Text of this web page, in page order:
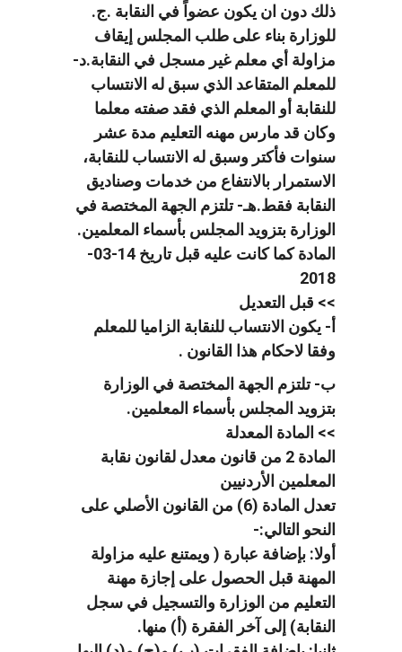
ذلك دون ان يكون عضواً في النقابة .ج.
للوزارة بناء على طلب المجلس إيقاف
مزاولة أي معلم غير مسجل في النقابة.د-
للمعلم المتقاعد الذي سبق له الانتساب
للنقابة أو المعلم الذي فقد صفته معلما
وكان قد مارس مهنه التعليم مدة عشر
سنوات فأكتر وسبق له الانتساب للنقابة،
الاستمرار بالانتفاع من خدمات وصناديق
النقابة فقط.هـ- تلتزم الجهة المختصة في
الوزارة بتزويد المجلس بأسماء المعلمين.
المادة كما كانت عليه قبل تاريخ 14-03-
2018
>> قبل التعديل
أ- يكون الانتساب للنقابة الزاميا للمعلم
وفقا لاحكام هذا القانون .
ب- تلتزم الجهة المختصة في الوزارة
بتزويد المجلس بأسماء المعلمين.
>> المادة المعدلة
المادة 2 من قانون معدل لقانون نقابة
المعلمين الأردنيين
تعدل المادة (6) من القانون الأصلي على
النحو التالي:-
أولا: بإضافة عبارة ( ويمتنع عليه مزاولة
المهنة قبل الحصول على إجازة مهنة
التعليم من الوزارة والتسجيل في سجل
النقابة) إلى آخر الفقرة (أ) منها.